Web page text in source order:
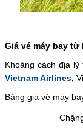
Giá vé máy bay từ
Khoảng cách địa
Vietnam Airlines,
Bảng giá vé máy